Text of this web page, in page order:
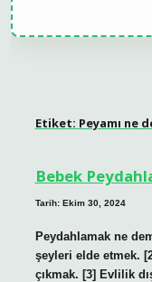
Etiket: Peyamı ne
Bebek
Tarih: Ekim 30, 2024
Peydahlamak ne
şeyleri elde etmek.
çıkmak. [3] Evlilik